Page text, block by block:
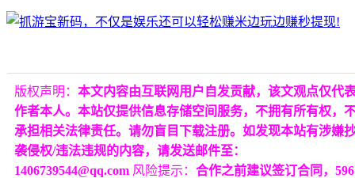
版权声明： 本文内容由互联网用户自发贡献，该文观点仅代
作者本人。本站仅提供信息存储空间服务，不拥有所有权，
承担相关法律责任。请勿盲目下载注册。如发现本站有涉嫌
袭侵权/违法违规的内容，请发送邮件至：
1406739544@qq.com 风险提示： 合作之前建议签订合同，596